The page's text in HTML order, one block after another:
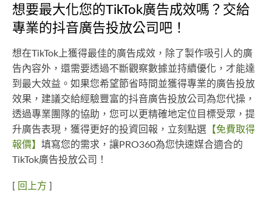
想要最大化您的TikTok廣告成效嗎？交給
專業的抖音廣告投放公司吧！
想在TikTok上獲得最佳的廣告成效，除了製作吸引人的廣
告內容外，還需要透過不斷觀察數據並持續優化，才能達
到最大效益。如果您希望節省時間並獲得專業的廣告投放
效果，建議交給經驗豐富的抖音廣告投放公司為您代操，
透過專業團隊的協助，您可以更精確地定位目標受眾，提
升廣告表現，獲得更好的投資回報，立刻點選 【免費取得
報價】 填寫您的需求，讓PRO360為您快速媒合適合的
TikTok廣告投放公司！
[ 回上方 ]